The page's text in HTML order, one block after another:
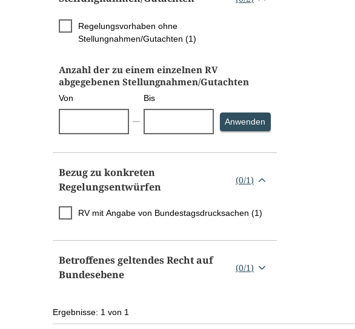
Regelungsvorhaben ohne
Stellungnahmen/Gutachten (1)
Anzahl der zu einem einzelnen RV
abgegebenen Stellungnahmen/Gutachten
Von Bis
Anwenden
Bezug zu konkreten
Regelungsentwürfen
(0/1)
RV mit Angabe von Bundestagsdrucksachen (1)
Betroffenes geltendes Recht auf
Bundesebene
(0/1)
Ergebnisse: 1 von 1